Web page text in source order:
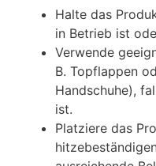
Halte das
in Betrieb ist
Verwende
B. Topflappen
Handschuhe),
ist.
Platziere das